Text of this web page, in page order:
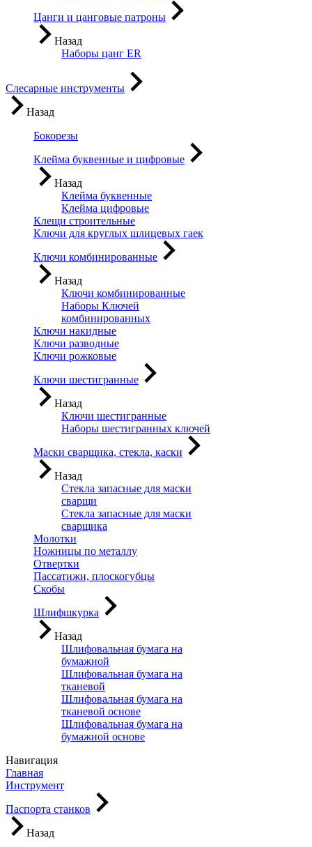
Цанги и цанговые патроны
Назад
Наборы цанг ER
Слесарные инструменты
Назад
Бокорезы
Клейма буквенные и цифровые
Назад
Клейма буквенные
Клейма цифровые
Клещи строительные
Ключи для круглых шлицевых гаек
Ключи комбинированные
Назад
Ключи комбинированные
Наборы Ключей
комбинированных
Ключи накидные
Ключи разводные
Ключи рожковые
Ключи шестигранные
Назад
Ключи шестигранные
Наборы шестигранных ключей
Маски сварщика, стекла, каски
Назад
Стекла запасные для маски
сварщи
Стекла запасные для маски
сварщика
Молотки
Ножницы по металлу
Отвертки
Пассатижи, плоскогубцы
Скобы
Шлифшкурка
Назад
Шлифовальная бумага на
бумажной
Шлифовальная бумага на
тканевой
Шлифовальная бумага на
тканевой основе
Шлифовальная бумага на
бумажной основе
Навигация
Главная
Инструмент
Паспорта станков
Назад